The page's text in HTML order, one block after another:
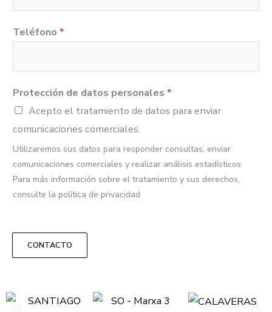
Teléfono *
Protección de datos personales *
Acepto el tratamiento de datos para enviar
comunicaciones comerciales.
Utilizaremos sus datos para responder consultas, enviar
comunicaciones comerciales y realizar análisis estadísticos.
Para más información sobre el tratamiento y sus derechos,
consulte la política de privacidad
CONTACTO